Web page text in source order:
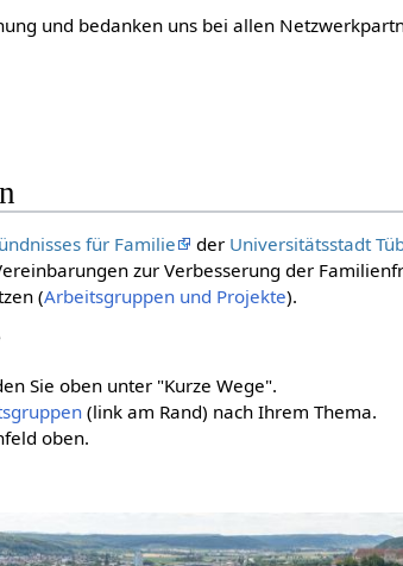
und bedanken uns bei allen
für Familie der Universitätsstadt
zur Verbesserung der
(Arbeitsgruppen und Projekte).
Sie oben unter "Kurze Wege".
(link am Rand) nach Ihrem Thema.
oben.